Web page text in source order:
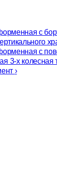
с
с
3-х колесная
›